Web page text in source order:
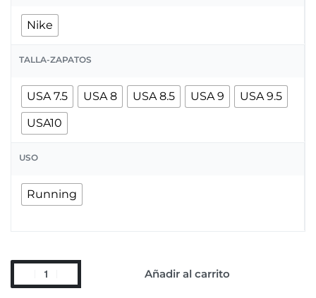
Nike
TALLA-ZAPATOS
USA 7.5 USA 8 USA 8.5 USA 9
USA 9.5
USA10
USO
Running
Añadir al carrito